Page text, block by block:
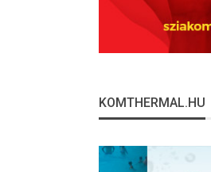
KOMTHERMAL.HU